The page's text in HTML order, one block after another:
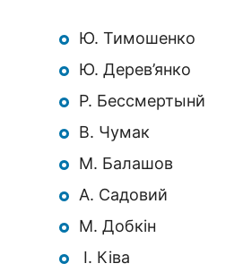
Ю. Тимошенко
Ю. Дерев’янко
Р. Бессмертынй
В. Чумак
М. Балашов
А. Садовий
М. Добкін
І. Ківа